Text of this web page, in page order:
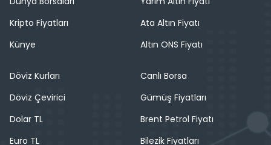
Kripto Fiyatları
Künye
Ata Altın Fiyatı
Altın ONS Fiyatı
Döviz Kurları
Döviz Çevirici
Dolar TL
Euro TL
Canlı Borsa
Gümüş Fiyatları
Brent Petrol Fiyatı
Bilezik Fiyatları